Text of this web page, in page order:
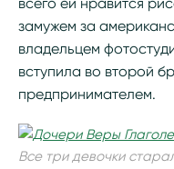
замужем за
владельцем
вступила во второй
предпринимателем.
Все три девочки